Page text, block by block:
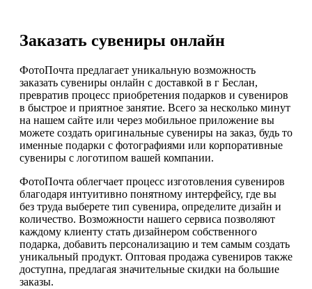
Заказать сувениры онлайн
ФотоПочта предлагает уникальную возможность
заказать сувениры онлайн с доставкой в г Беслан,
превратив процесс приобретения подарков и сувениров
в быстрое и приятное занятие. Всего за несколько минут
на нашем сайте или через мобильное приложение вы
можете создать оригинальные сувениры на заказ, будь то
именные подарки с фотографиями или корпоративные
сувениры с логотипом вашей компании.
ФотоПочта облегчает процесс изготовления сувениров
благодаря интуитивно понятному интерфейсу, где вы
без труда выберете тип сувенира, определите дизайн и
количество. Возможности нашего сервиса позволяют
каждому клиенту стать дизайнером собственного
подарка, добавить персонализацию и тем самым создать
уникальный продукт. Оптовая продажа сувениров также
доступна, предлагая значительные скидки на большие
заказы.